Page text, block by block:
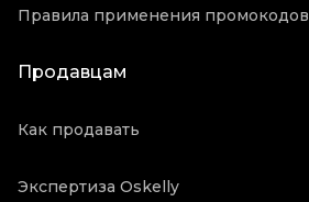
Правила применения промокодов
Продавцам
Как продавать
Экспертиза Oskelly